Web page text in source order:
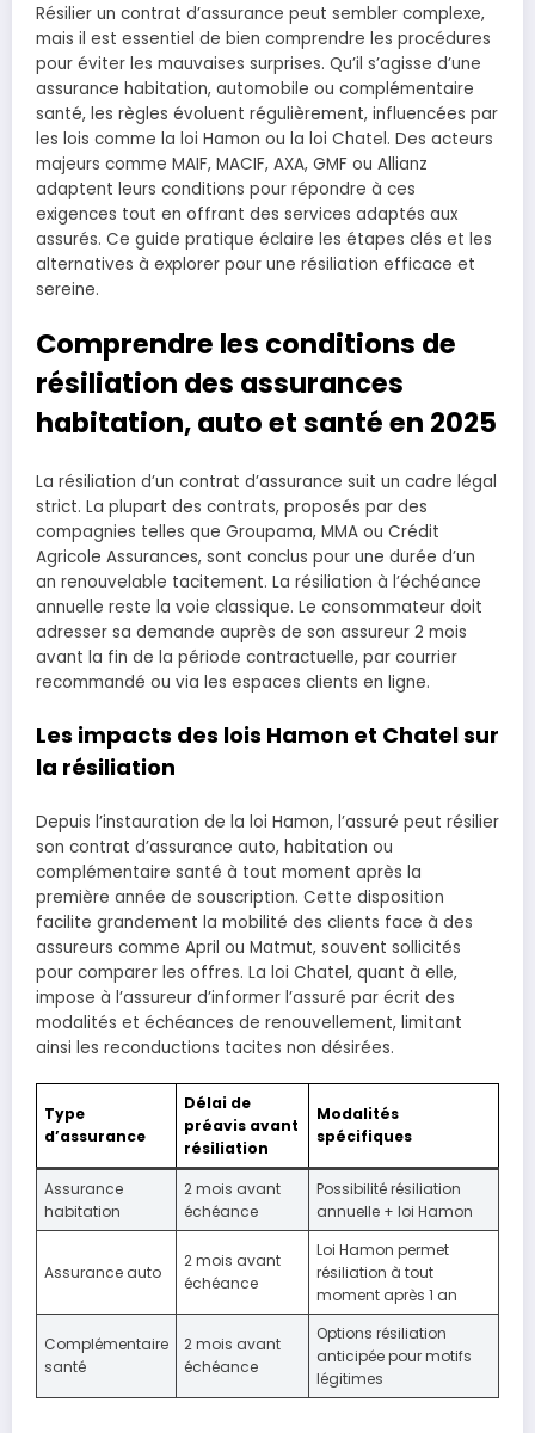
Résilier un contrat d’assurance peut sembler complexe,
mais il est essentiel de bien comprendre les procédures
pour éviter les mauvaises surprises. Qu’il s’agisse d’une
assurance habitation, automobile ou complémentaire
santé, les règles évoluent régulièrement, influencées par
les lois comme la loi Hamon ou la loi Chatel. Des acteurs
majeurs comme MAIF, MACIF, AXA, GMF ou Allianz
adaptent leurs conditions pour répondre à ces
exigences tout en offrant des services adaptés aux
assurés. Ce guide pratique éclaire les étapes clés et les
alternatives à explorer pour une résiliation efficace et
sereine.
Comprendre les conditions de
résiliation des assurances
habitation, auto et santé en 2025
La résiliation d’un contrat d’assurance suit un cadre légal
strict. La plupart des contrats, proposés par des
compagnies telles que Groupama, MMA ou Crédit
Agricole Assurances, sont conclus pour une durée d’un
an renouvelable tacitement. La résiliation à l’échéance
annuelle reste la voie classique. Le consommateur doit
adresser sa demande auprès de son assureur 2 mois
avant la fin de la période contractuelle, par courrier
recommandé ou via les espaces clients en ligne.
Les impacts des lois Hamon et Chatel sur
la résiliation
Depuis l’instauration de la loi Hamon, l’assuré peut résilier
son contrat d’assurance auto, habitation ou
complémentaire santé à tout moment après la
première année de souscription. Cette disposition
facilite grandement la mobilité des clients face à des
assureurs comme April ou Matmut, souvent sollicités
pour comparer les offres. La loi Chatel, quant à elle,
impose à l’assureur d’informer l’assuré par écrit des
modalités et échéances de renouvellement, limitant
ainsi les reconductions tacites non désirées.
Type
d’assurance
Délai de
préavis avant
résiliation
Modalités
spécifiques
Assurance
habitation
2 mois avant
échéance
Possibilité résiliation
annuelle + loi Hamon
Assurance auto
2 mois avant
échéance
Loi Hamon permet
résiliation à tout
moment après 1 an
Complémentaire
santé
2 mois avant
échéance
Options résiliation
anticipée pour motifs
légitimes